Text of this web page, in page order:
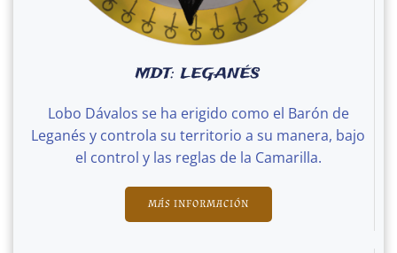
MDT: LEGANÉS
Lobo Dávalos se ha erigido como el Barón de
Leganés y controla su territorio a su manera, bajo
el control y las reglas de la Camarilla.
MÁS INFORMACIÓN